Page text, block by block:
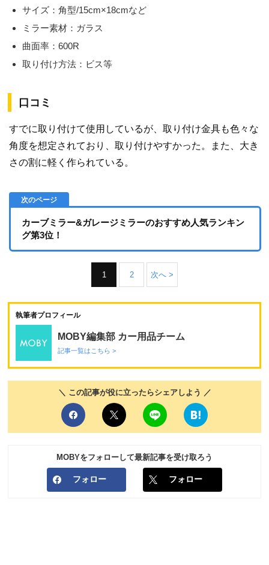
サイズ：角型/15cm×18cmなど
ミラー素材：ガラス
曲面率：600R
取り付け方法：ビス等
口コミ
すでに取り付けて使用しているが、取り付け金具も色々な
角度を想定されており、取り付けやすかった。また、大き
さの割に軽く作られている。
カーブミラー&ガレージミラーのおすすめ人気ランキン
グ第3位！
1 2 次へ >
執筆者プロフィール
MOBY編集部 カー用品チーム
記事一覧はこちら >
＼ この記事が役に立ったらシェアしよう ／
MOBYをフォローして最新記事を受け取ろう
フォロー フォロー